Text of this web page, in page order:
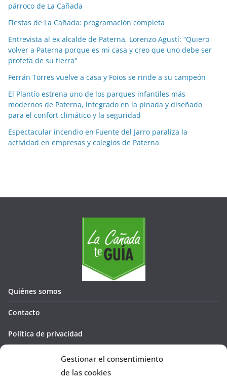
Gestionar el consentimiento
de las cookies
p
o
r
m
e
s
s
párroco de La Cañada
Fiestas de La Cañada: programación completa
Entrevista al ex alcalde de Paterna, Lorenzo Agustí: “Quiero
volver a Paterna porque es mi casa y creo que uno debe ser
profeta de su tierra"
Ferrán Torres vuelve a casa y Foios se rinde a su campeón
El Plantío estrena uno de los parques infantiles más
modernos de Paterna, integrado en la pinada y diseñado
para el confort climático y la seguridad
Espectacular incendio en Fuente del Jarro paraliza la
actividad en empresas y colegios de Paterna
Quiénes somos
Contacto
Política de privacidad
Política de cookies (UE)